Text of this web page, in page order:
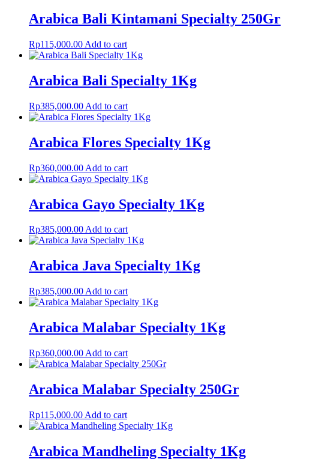
Arabica Bali Kintamani Specialty 250Gr
Rp115,000.00 Add to cart
Arabica Bali Specialty 1Kg
Rp385,000.00 Add to cart
Arabica Flores Specialty 1Kg
Rp360,000.00 Add to cart
Arabica Gayo Specialty 1Kg
Rp385,000.00Add to cart
Arabica Java Specialty 1Kg
Rp385,000.00 Add to cart
Arabica Malabar Specialty 1Kg
Rp360,000.00 Add to cart
Arabica Malabar Specialty 250Gr
Rp115,000.00 Add to cart
Arabica Mandheling Specialty 1Kg